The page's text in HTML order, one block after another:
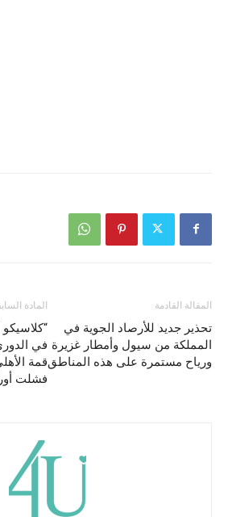
المادة
في
قمة
فشلت
المقالة القادمة
تحذير جديد للأرصاد الجوية في
المملكة من سيول وأمطار غزيرة
ورياح مستمرة على هذه المناطق